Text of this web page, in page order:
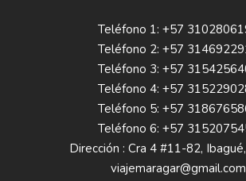
Teléfono 1: +57
Teléfono 2: +57
Teléfono 3: +57
Teléfono 4: +57
Teléfono 5: +57
Teléfono 6: +57
Dirección : Cra 4 #11-82,
viajemaragar@gmail.com